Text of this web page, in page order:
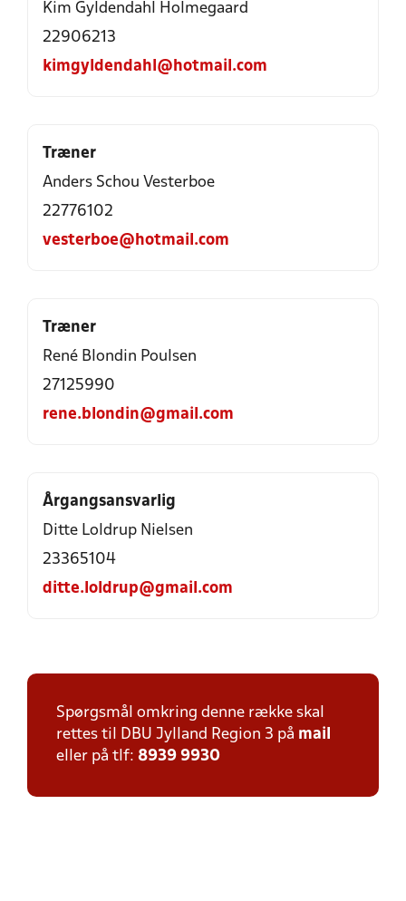
Kim Gyldendahl Holmegaard
22906213
kimgyldendahl@hotmail.com
Træner
Anders Schou Vesterboe
22776102
vesterboe@hotmail.com
Træner
René Blondin Poulsen
27125990
rene.blondin@gmail.com
Årgangsansvarlig
Ditte Loldrup Nielsen
23365104
ditte.loldrup@gmail.com
Spørgsmål omkring denne række skal
rettes til DBU Jylland Region 3 på mail
eller på tlf: 8939 9930